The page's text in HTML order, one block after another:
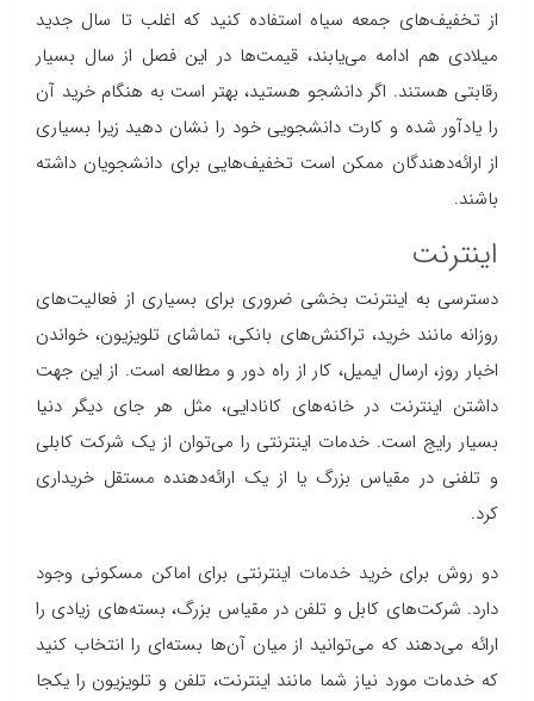
از تخفیف‌های جمعه سیاه استفاده کنید که اغلب تا سال جدید
میلادی هم ادامه می‌یابند، قیمت‌ها در این فصل از سال بسیار
رقابتی هستند. اگر دانشجو هستید، بهتر است به هنگام خرید آن
را یادآور شده و کارت دانشجویی خود را نشان دهید زیرا بسیاری
از ارائه‌دهندگان ممکن است تخفیف‌هایی برای دانشجویان داشته
باشند.
اینترنت
دسترسی به اینترنت بخشی ضروری برای بسیاری از فعالیت‌های
روزانه مانند خرید، تراکنش‌های بانکی، تماشای تلویزیون، خواندن
اخبار روز، ارسال ایمیل، کار از راه دور و مطالعه است. از این جهت
داشتن اینترنت در خانه‌های کانادایی، مثل هر جای دیگر دنیا
بسیار رایج است. خدمات اینترنتی را می‌توان از یک شرکت کابلی
و تلفنی در مقیاس بزرگ یا از یک ارائه‌دهنده مستقل خریداری
کرد.
دو روش برای خرید خدمات اینترنتی برای اماکن مسکونی وجود
دارد. شرکت‌های کابل و تلفن در مقیاس بزرگ، بسته‌های زیادی را
ارائه می‌دهند که می‌توانید از میان آن‌ها بسته‌ای را انتخاب کنید
که خدمات مورد نیاز شما مانند اینترنت، تلفن و تلویزیون را یکجا